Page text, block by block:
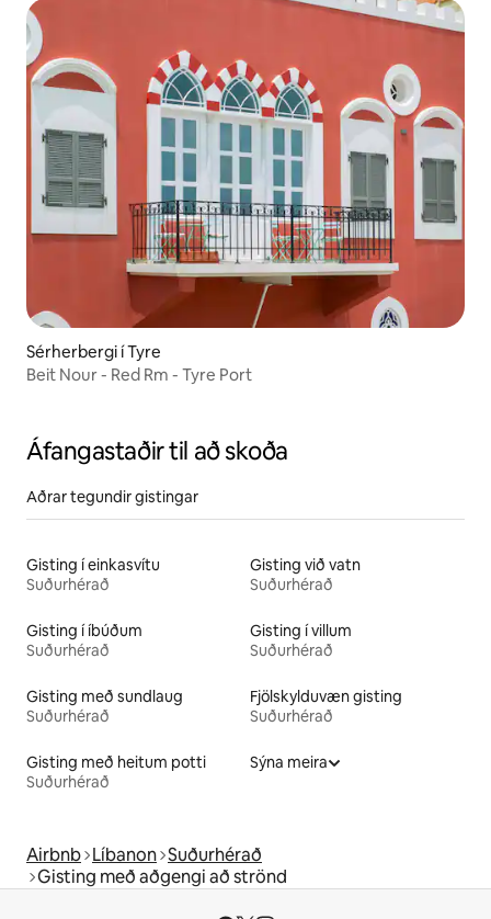
Sérherbergi í Tyre
Beit Nour - Red Rm - Tyre Port
Áfangastaðir til að skoða
Aðrar tegundir gistingar
Gisting í einkasvítu
Suðurhérað
Gisting við vatn
Suðurhérað
Gisting í íbúðum
Suðurhérað
Gisting í villum
Suðurhérað
Gisting með sundlaug
Suðurhérað
Fjölskylduvæn gisting
Suðurhérað
Gisting með heitum potti
Suðurhérað
Sýna meira
Airbnb Líbanon Suðurhérað
Gisting með aðgengi að strönd